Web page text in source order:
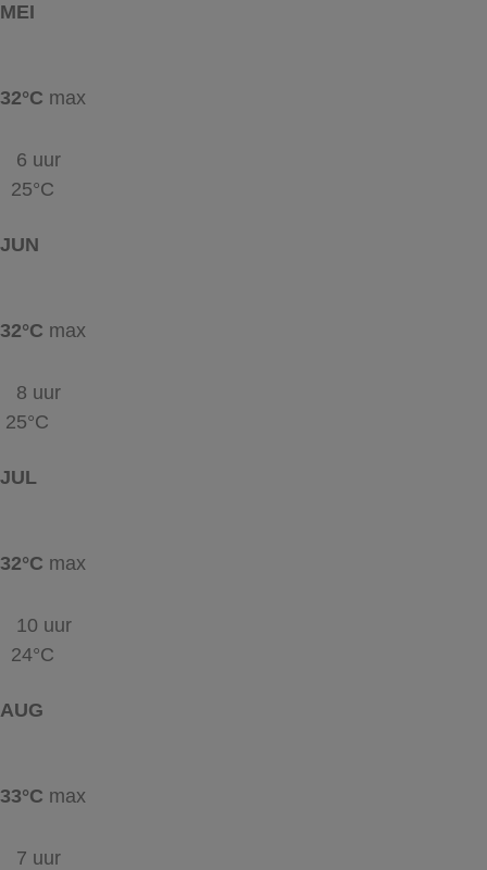
MEI
32°C max
6 uur
25°C
JUN
32°C max
8 uur
25°C
JUL
32°C max
10 uur
24°C
AUG
33°C max
7 uur